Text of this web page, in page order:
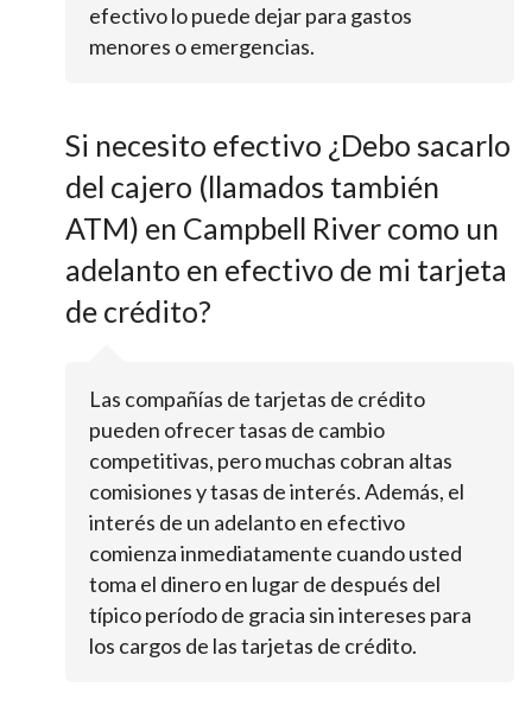
efectivo lo puede dejar para gastos
menores o emergencias.
Si necesito efectivo ¿Debo sacarlo
del cajero (llamados también
ATM) en Campbell River como un
adelanto en efectivo de mi tarjeta
de crédito?
Las compañías de tarjetas de crédito
pueden ofrecer tasas de cambio
competitivas, pero muchas cobran altas
comisiones y tasas de interés. Además, el
interés de un adelanto en efectivo
comienza inmediatamente cuando usted
toma el dinero en lugar de después del
típico período de gracia sin intereses para
los cargos de las tarjetas de crédito.